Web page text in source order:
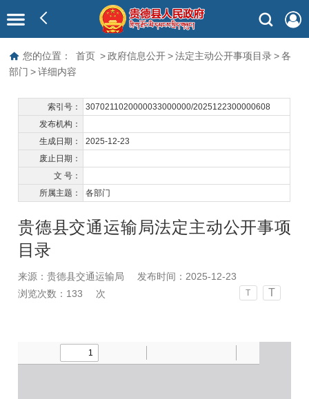
您的位置： 首页 > 政府信息公开 > 法定主动公开事项目录 > 各
部门 > 详细内容
索引号：
3070211020000033000000/2025122300000608
发布机构：
生成日期：
2025-12-23
废止日期：
文 号：
所属主题：
各部门
贵德县交通运输局法定主动公开事项
目录
来源：贵德县交通运输局
发布时间：2025-12-23
浏览次数： 133 次 T T